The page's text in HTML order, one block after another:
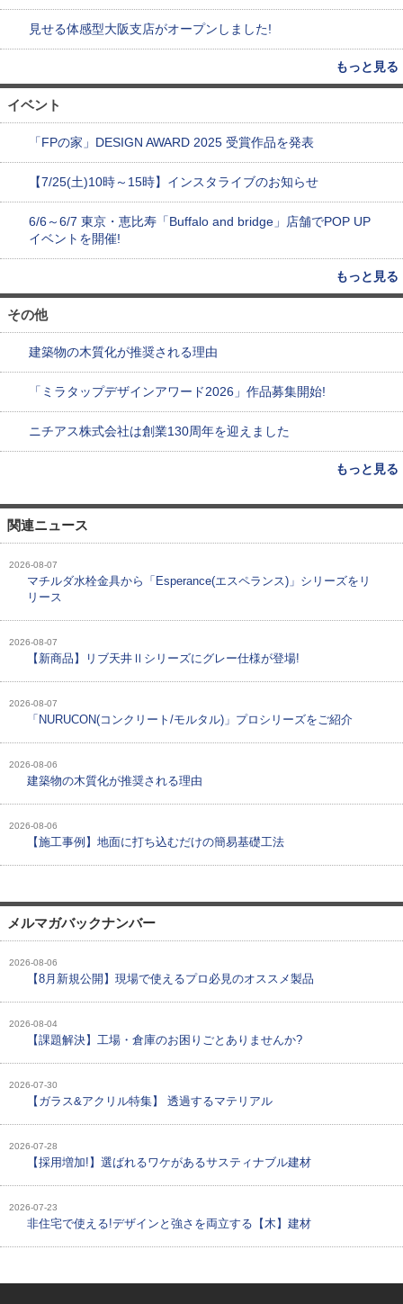
見せる体感型大阪支店がオープンしました!
もっと見る
イベント
「FPの家」DESIGN AWARD 2025 受賞作品を発表
【7/25(土)10時～15時】インスタライブのお知らせ
6/6～6/7 東京・恵比寿「Buffalo and bridge」店舗でPOP UP
イベントを開催!
もっと見る
その他
建築物の木質化が推奨される理由
「ミラタップデザインアワード2026」作品募集開始!
ニチアス株式会社は創業130周年を迎えました
もっと見る
関連ニュース
2026-08-07
マチルダ水栓金具から「Esperance(エスペランス)」シリーズをリ
リース
2026-08-07
【新商品】リブ天井Ⅱシリーズにグレー仕様が登場!
2026-08-07
「NURUCON(コンクリート/モルタル)」プロシリーズをご紹介
2026-08-06
建築物の木質化が推奨される理由
2026-08-06
【施工事例】地面に打ち込むだけの簡易基礎工法
メルマガバックナンバー
2026-08-06
【8月新規公開】現場で使えるプロ必見のオススメ製品
2026-08-04
【課題解決】工場・倉庫のお困りごとありませんか?
2026-07-30
【ガラス&アクリル特集】 透過するマテリアル
2026-07-28
【採用増加!】選ばれるワケがあるサスティナブル建材
2026-07-23
非住宅で使える!デザインと強さを両立する【木】建材